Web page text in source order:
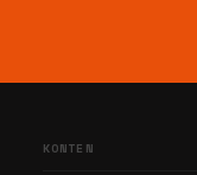
KONTEN